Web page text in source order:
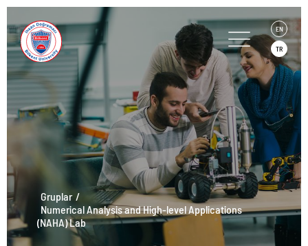
EN
TR
Gruplar
Numerical Analysis and High-level Applications
(NAHA) Lab